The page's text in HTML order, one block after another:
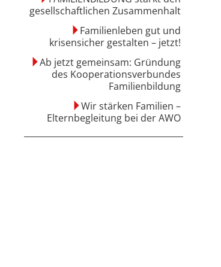
gesellschaftlichen Zusammenhalt
Familienleben gut und
krisensicher gestalten – jetzt!
Ab jetzt gemeinsam: Gründung
des Kooperationsverbundes
Familienbildung
Wir stärken Familien –
Elternbegleitung bei der AWO